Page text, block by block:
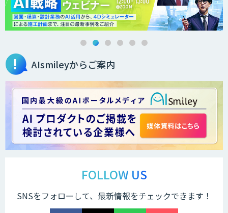
３次元計測アプリRulerless
AIカメラ搭載ドライブレコーダー「VIA
LINE WORKS PaperOn
ス」
AIsmileyからご案内
FOLLOW US
SNSをフォローして、最新情報をチェックできます！